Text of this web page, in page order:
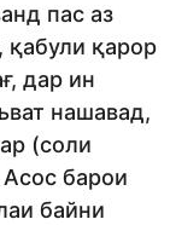
пас аз
қабули қарор
дар ин
нашавад,
(соли
барои
байни